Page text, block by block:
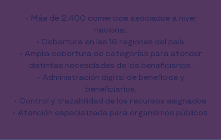
• Más de 2.400 comercios asociados a nivel
nacional.
• Cobertura en las 16 regiones del país.
• Amplia cobertura de categorías para atender
distintas necesidades de los beneficiarios.
• Administración digital de beneficios y
beneficiarios.
• Control y trazabilidad de los recursos asignados.
• Atención especializada para organismos públicos.